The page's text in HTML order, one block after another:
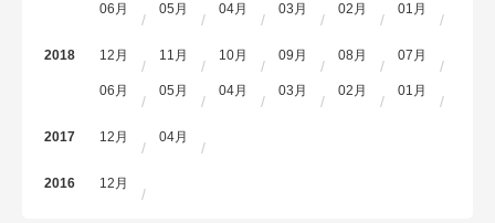
06月 05月 04月 03月 02月 01月
2018 12月 11月 10月 09月 08月 07月
06月 05月 04月 03月 02月 01月
2017 12月 04月
2016 12月